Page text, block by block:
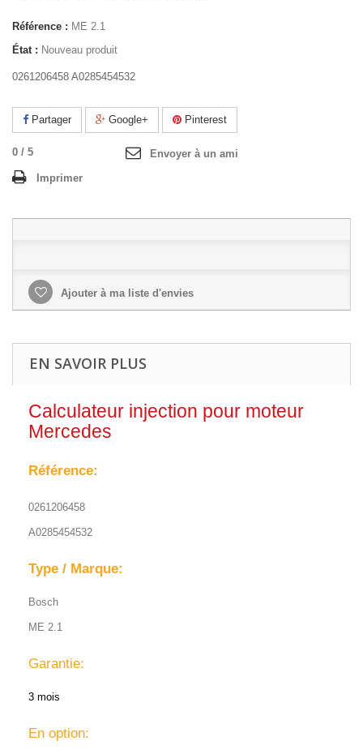
Référence : ME 2.1
État : Nouveau produit
0261206458 A0285454532
Partager Google+ Pinterest
0 / 5
Envoyer à un ami
Imprimer
Ajouter à ma liste d'envies
EN SAVOIR PLUS
Calculateur injection pour moteur
Mercedes
Référence:
0261206458
A0285454532
Type / Marque:
Bosch
ME 2.1
Garantie:
3 mois
En option: